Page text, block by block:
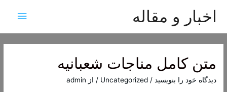
اخبار و مقاله
اصلی
متن کامل مناجات شعبانیه
دیدگاه‌ خود را بنویسید /
Uncategorized / از admin